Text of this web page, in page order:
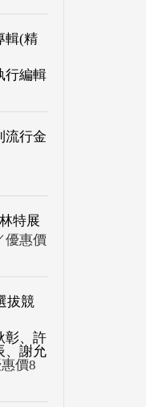
輯(精
行編輯
流行金
特展
優惠價
拔競
彰、許
、謝允
價8